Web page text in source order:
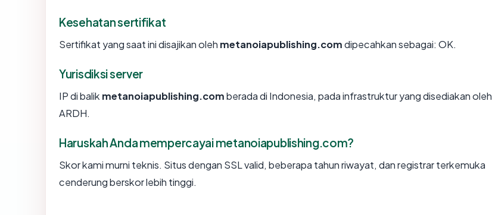
Kesehatan sertifikat
Sertifikat yang saat ini disajikan oleh metanoiapublishing.comdipecahkan sebagai: OK.
Yurisdiksi server
IP di balik metanoiapublishing.comberada di Indonesia, pada infrastruktur yang disediakan oleh
ARDH.
Haruskah Anda mempercayai metanoiapublishing.com?
Skor kami murni teknis. Situs dengan SSL valid, beberapa tahun riwayat, dan registrar terkemuka
cenderung berskor lebih tinggi.